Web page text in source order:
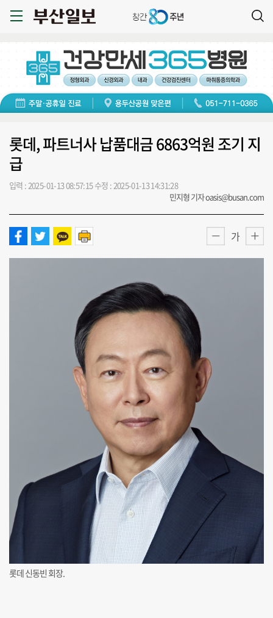
롯데, 파트너사 납품대금 6863억원 조기 지
급
입력 : 2025-01-13 08:57:15수정 : 2025-01-13 14:31:28
민지형 기자 oasis@busan.com
가
롯데 신동빈 회장.